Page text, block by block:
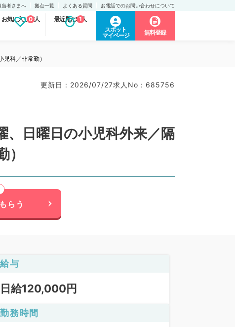
当者さまへ 拠点一覧 よくある質問 お電話でのお問い合わせについて
お気に入り求人
0 最近見た求人
1
スポット
マイページ
無料登録
科／非常勤）
更新日 : 2026/07/27求人No : 685756
日曜日の小児科外来／隔
らう
給与
日給120,000円
勤務時間